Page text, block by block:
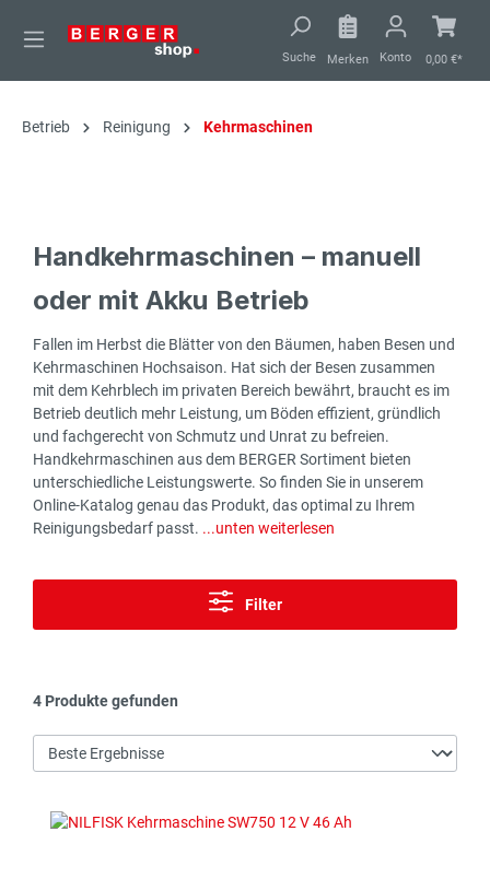
springen
Suche Merken Konto 0,00 €*
Betrieb Reinigung Kehrmaschinen
Handkehrmaschinen – manuell
oder mit Akku Betrieb
Fallen im Herbst die Blätter von den Bäumen, haben Besen und
Kehrmaschinen Hochsaison. Hat sich der Besen zusammen
mit dem Kehrblech im privaten Bereich bewährt, braucht es im
Betrieb deutlich mehr Leistung, um Böden effizient, gründlich
und fachgerecht von Schmutz und Unrat zu befreien.
Handkehrmaschinen aus dem BERGER Sortiment bieten
unterschiedliche Leistungswerte. So finden Sie in unserem
Online-Katalog genau das Produkt, das optimal zu Ihrem
Reinigungsbedarf passt. ...unten weiterlesen
Filter
4 Produkte gefunden